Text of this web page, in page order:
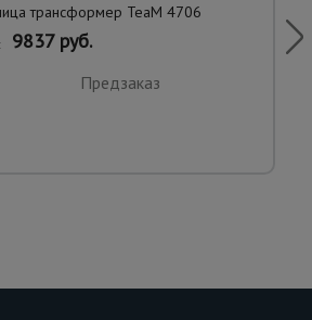
трансформер TeaM 4706
9837 руб.
Предзаказ